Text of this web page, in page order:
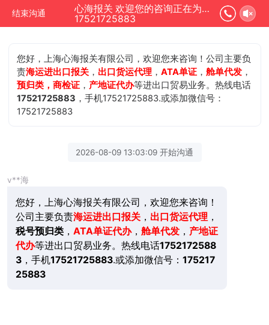
结束沟通
心海报关 欢迎您的咨询正在为您服务
17521725883
您好，上海心海报关有限公司，欢迎您来咨询！公司主要负
责海运进出口报关 ， 出口货运代理 ，ATA单证 ，舱单代发 ，
预归类，商检证 ， 产地证代办等进出口贸易业务。热线电话
17521725883 ，手机17521725883.或添加微信号：
17521725883
2026-08-09 13:03:09 开始沟通
v**海
您好，上海心海报关有限公司，欢迎您来咨询！
公司主要负责海运进出口报关， 出口货运代理 ，
税号预归类， ATA单证代办， 舱单代发， 产地证
代办等进出口贸易业务。热线电话1752172588
3，手机17521725883.或添加微信号： 175217
25883